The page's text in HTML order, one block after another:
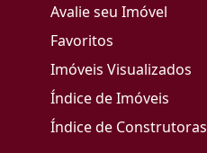
Avalie seu Imóvel
Favoritos
Imóveis Visualizados
Índice de Imóveis
Índice de Construtoras